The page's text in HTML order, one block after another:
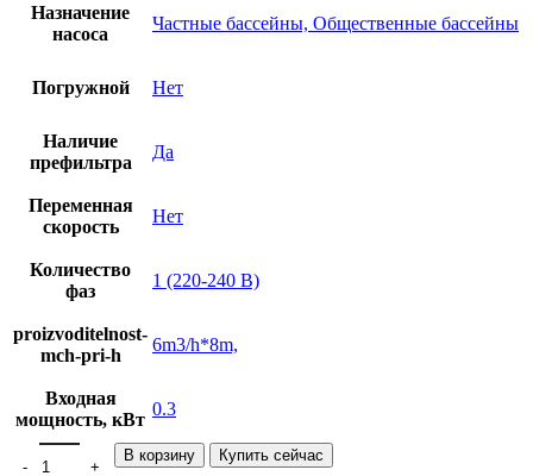
Назначение
насоса
Частные бассейны, Общественные бассейны
Погружной Нет
Наличие
префильтра
Да
Переменная
скорость
Нет
Количество
фаз
1 (220-240 В)
proizvoditelnost-
mch-pri-h
6m3/h*8m,
Входная
мощность, кВт
0.3
Количество товара Насос AquaViva SP 6 (220V, пф, 6m3/h*8m,
В корзину Купить сейчас